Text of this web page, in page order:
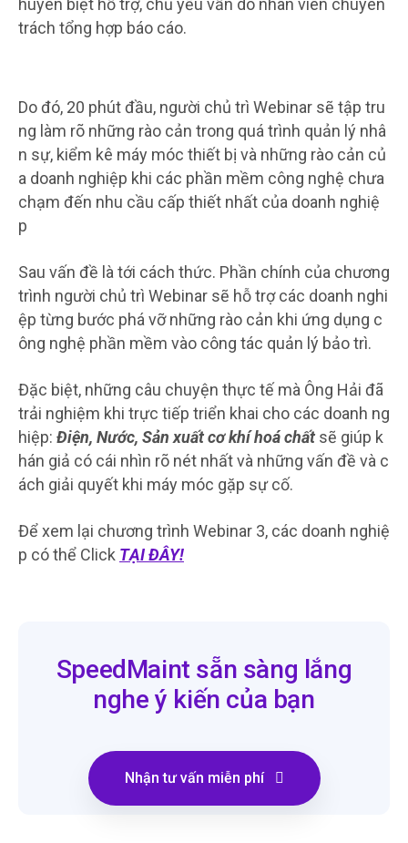
huyên biệt hỗ trợ, chủ yếu vẫn do nhân viên chuyên
trách tổng hợp báo cáo.
Do đó, 20 phút đầu, người chủ trì Webinar sẽ tập tru
ng làm rõ những rào cản trong quá trình quản lý nhâ
n sự, kiểm kê máy móc thiết bị và những rào cản củ
a doanh nghiệp khi các phần mềm công nghệ chưa
chạm đến nhu cầu cấp thiết nhất của doanh nghiệ
p
Sau vấn đề là tới cách thức. Phần chính của chương
trình người chủ trì Webinar sẽ hỗ trợ các doanh nghi
ệp từng bước phá vỡ những rào cản khi ứng dụng c
ông nghệ phần mềm vào công tác quản lý bảo trì.
Đặc biệt, những câu chuyện thực tế mà Ông Hải đã
trải nghiệm khi trực tiếp triển khai cho các doanh ng
hiệp: Điện, Nước, Sản xuất cơ khí hoá chấtsẽ giúp k
hán giả có cái nhìn rõ nét nhất và những vấn đề và c
ách giải quyết khi máy móc gặp sự cố.
Để xem lại chương trình Webinar 3, các doanh nghiệ
p có thể Click TẠI ĐÂY!
SpeedMaint sẵn sàng lắng
nghe ý kiến của bạn
Nhận tư vấn miễn phí